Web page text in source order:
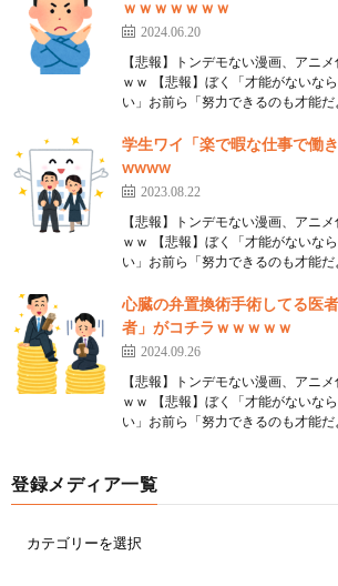
ｗｗｗｗｗｗｗ
2024.06.20
【悲報】トンデモない漫画、アニ
ｗｗ 【悲報】ぼく「才能がないな
い」お前ら「努力できるのも才能だ
学生ワイ「楽で暇な仕事で働
wwww
2023.08.22
【悲報】トンデモない漫画、アニ
ｗｗ 【悲報】ぼく「才能がないな
い」お前ら「努力できるのも才能だ
心臓の弁置換術手術してる医
者」がコチラｗｗｗｗｗ
2024.09.26
【悲報】トンデモない漫画、アニ
ｗｗ 【悲報】ぼく「才能がないな
い」お前ら「努力できるのも才能だ
登録メディア一覧